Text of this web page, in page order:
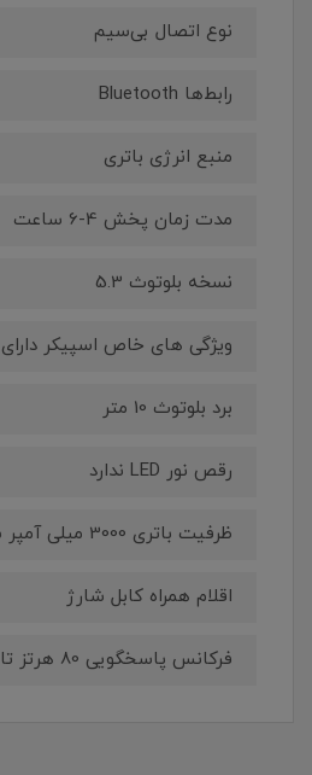
نوع اتصال بی‌سیم
رابط‌ها Bluetooth
منبع انرژی باتری
مدت زمان پخش 4-6 ساعت
نسخه بلوتوث 5.3
ویژگی های خاص اسپیکر
برد بلوتوث 10 متر
رقص نور LED ندارد
ظرفیت باتری 3000 میلی آمپر ساعت
اقلام همراه کابل شارژ
فرکانس پاسخگویی 80 هرتز تا 20 کیلو هرتز